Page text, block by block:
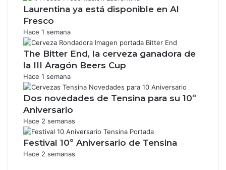
Laurentina ya está disponible en Al
Fresco
Hace 1 semana
The Bitter End, la cerveza ganadora de
la III Aragón Beers Cup
Hace 1 semana
Dos novedades de Tensina para su 10º
Aniversario
Hace 2 semanas
Festival 10º Aniversario de Tensina
Hace 2 semanas